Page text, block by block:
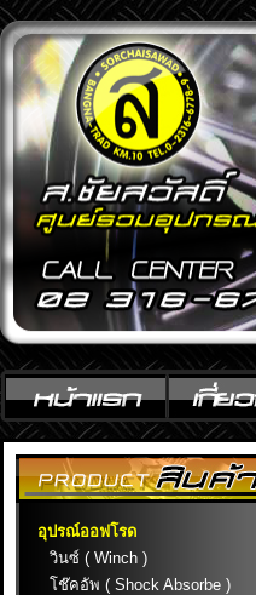
อุปรณ์ออฟโรด
วินซ์ ( Winch )
โช๊คอัพ ( Shock Absorbe )